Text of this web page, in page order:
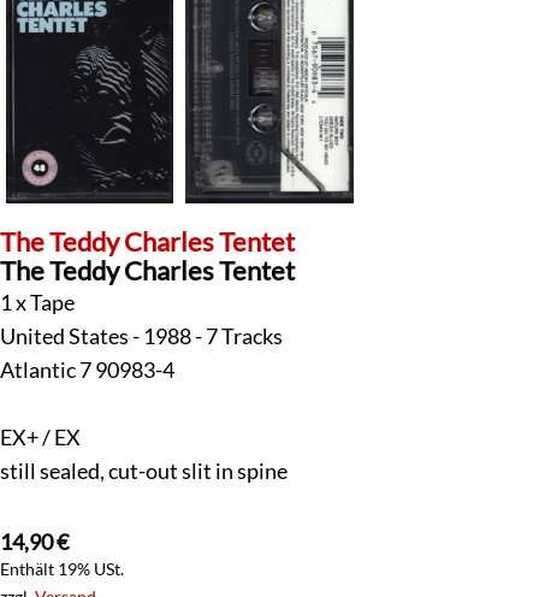
The Teddy Charles Tentet
The Teddy Charles Tentet
1 x Tape
United States - 1988 - 7 Tracks
Atlantic 7 90983-4
EX+ / EX
still sealed, cut-out slit in spine
14,90€
Enthält 19% USt.